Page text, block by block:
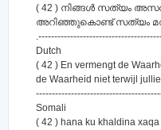
( 42 ) നിങ്ങള്‍ സത്യം
അറിഞ്ഞുകൊണ്ട് സത്യം
Dutch
( 42 ) En vermengt de
de Waarheid niet terwijl
Somali
( 42 ) hana ku khaldina